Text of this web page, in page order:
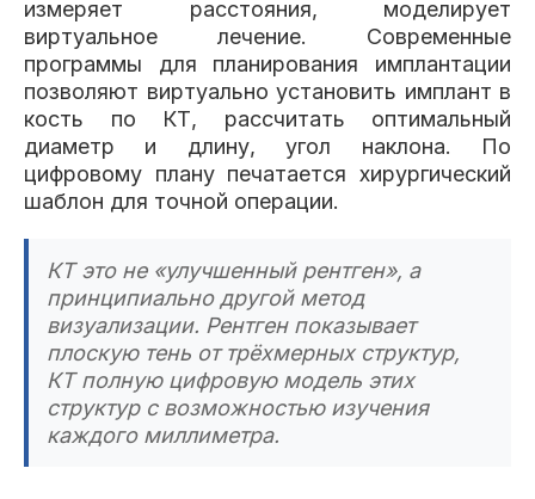
измеряет расстояния, моделирует
виртуальное лечение. Современные
программы для планирования имплантации
позволяют виртуально установить имплант в
кость по КТ, рассчитать оптимальный
диаметр и длину, угол наклона. По
цифровому плану печатается хирургический
шаблон для точной операции.
КТ это не «улучшенный рентген», а
принципиально другой метод
визуализации. Рентген показывает
плоскую тень от трёхмерных структур,
КТ полную цифровую модель этих
структур с возможностью изучения
каждого миллиметра.